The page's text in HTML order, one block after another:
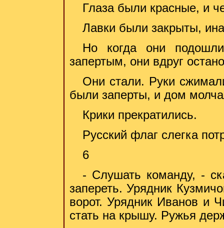
Глаза были красные, и
Лавки были закрыты,
Но когда они
запертым, они вдруг
Они стали. Руки
были заперты, и дом
Крики прекратились.
Русский флаг слегка
6
- Слушать команду, -
запереть. Урядник
ворот. Урядник Иванов и
стать на крышу. Ружья